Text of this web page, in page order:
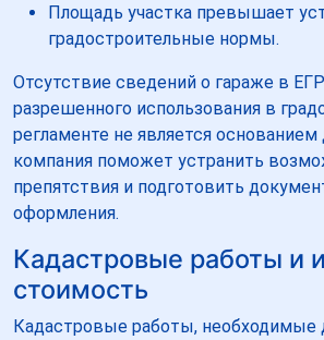
Площадь участка превышает
градостроительные нормы.
Отсутствие сведений о гараже в
разрешенного использования в
регламенте не является
компания поможет устранить
препятствия и подготовить
оформления.
Кадастровые работы и
стоимость
Кадастровые работы, необходимые